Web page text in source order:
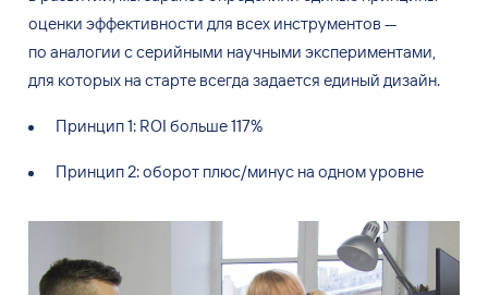
оценки эффективности для всех инструментов —
по аналогии ссерийными научными экспериментами,
для которых на старте всегда задается единый дизайн.
Принцип1: ROI больше 117%
Принцип2: оборот плюс/минус на одном уровне